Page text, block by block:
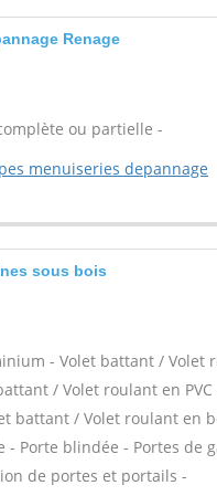
Renage
ou partielle -
menuiseries depannage
sous bois
- Volet battant /
/ Volet roulant en
battant / Volet roulant en
Porte blindée - Portes de
de portes et portails -